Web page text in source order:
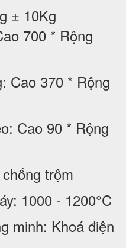
± 10Kg
700 * Rộng
Cao 370 * Rộng
Cao 90 * Rộng
trộm
1000 - 1200°C
minh: Khoá điện